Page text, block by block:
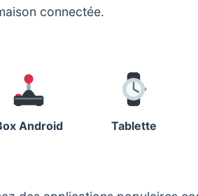
connectée.
Android Tablette